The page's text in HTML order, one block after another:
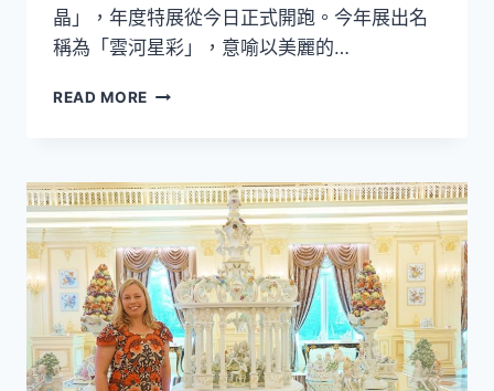
晶」，年度特展從今日正式開跑。今年展出名
稱為「雲河星彩」，意喻以美麗的…
READ MORE
水
晶
如
璀
璨
星
宿